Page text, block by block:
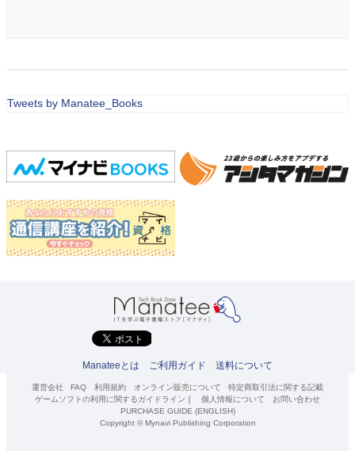
Tweets by Manatee_Books
Manateeとは ご利用ガイド 送料について
運営会社 FAQ 利用規約 オンライン販売について
特定商取引法に関する記載
ゲームソフトの利用に関するガイドライン ｜ 個人情報について
お問い合わせ
PURCHASE GUIDE (ENGLISH)
Copyright © Mynavi Publishing Corporation